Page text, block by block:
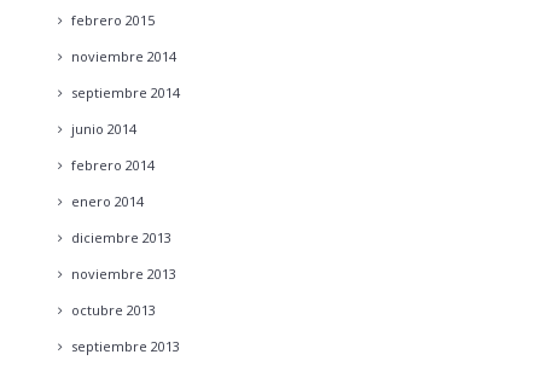
febrero 2015
noviembre 2014
septiembre 2014
junio 2014
febrero 2014
enero 2014
diciembre 2013
noviembre 2013
octubre 2013
septiembre 2013